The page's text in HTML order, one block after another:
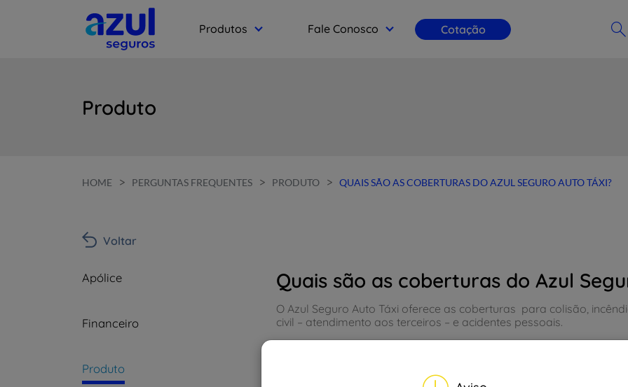
Produtos Fale Conosco Cotação
Produto
HOME > PERGUNTAS FREQUENTES > PRODUTO > QUAIS SÃO AS COBERTURAS DO AZUL SEGURO AUTO TÁXI?
Voltar
Apólice
Financeiro
Produto
Quais são as coberturas do Azul
O Azul Seguro Auto Táxi oferece as coberturas para colisão,
civil – atendimento aos terceiros – e acidentes pessoais.